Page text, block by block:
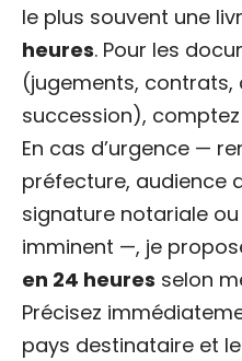
le plus souvent une
heures. Pour les
(jugements, contrats,
succession), comptez
En cas d’urgence —
préfecture, audience
signature notariale
imminent —, je
en 24 heures selon
Précisez
pays destinataire et